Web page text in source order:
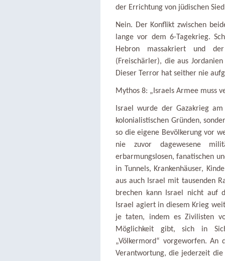
der Errichtung von jüdischen
Nein. Der Konflikt zwischen
lange vor dem 6-Tagekrieg.
Hebron massakriert und
(Freischärler), die aus
Dieser Terror hat seither nie
Mythos 8: „Israels Armee muss
Israel wurde der Gazakrieg
kolonialistischen Gründen,
so die eigene Bevölkerung vor
nie zuvor dagewesene
erbarmungslosen, fanatischen
in Tunnels, Krankenhäuser,
aus auch Israel mit tausenden
brechen kann Israel nicht auf
Israel agiert in diesem Krieg
je taten, indem es Zivilisten
Möglichkeit gibt, sich in
„Völkermord“ vorgeworfen.
Verantwortung, die jederzeit